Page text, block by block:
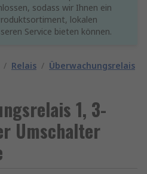
sodass wir Ihnen ein
lokalen
Service bieten können.
/ Relais / Überwachungsrelais
1, 3-
Umschalter